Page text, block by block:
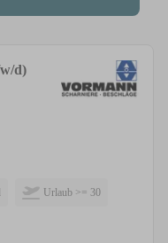
d)
Urlaub >= 30